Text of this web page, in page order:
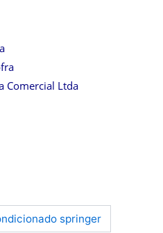
Comercial Ltda
springer